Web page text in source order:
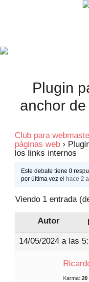
Plugin
anchor
Club para
páginas web ›
los links internos
Este debate tiene 0
por última vez el
hace 2
Viendo 1 entrada
Autor
14/05/2024 a las
Karma: 20